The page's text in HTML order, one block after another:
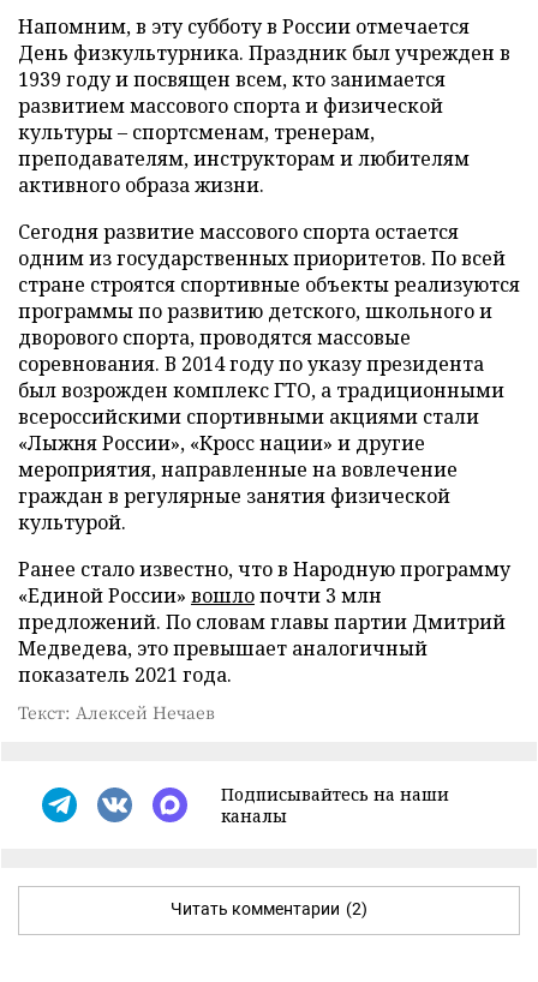
Напомним, в эту субботу в России отмечается
День физкультурника. Праздник был учрежден в
1939 году и посвящен всем, кто занимается
развитием массового спорта и физической
культуры – спортсменам, тренерам,
преподавателям, инструкторам и любителям
активного образа жизни.
Сегодня развитие массового спорта остается
одним из государственных приоритетов. По всей
стране строятся спортивные объекты реализуются
программы по развитию детского, школьного и
дворового спорта, проводятся массовые
соревнования. В 2014 году по указу президента
был возрожден комплекс ГТО, а традиционными
всероссийскими спортивными акциями стали
«Лыжня России», «Кросс нации» и другие
мероприятия, направленные на вовлечение
граждан в регулярные занятия физической
культурой.
Ранее стало известно, что в Народную программу
«Единой России» вошлопочти 3 млн
предложений. По словам главы партии Дмитрий
Медведева, это превышает аналогичный
показатель 2021 года.
Текст: Алексей Нечаев
Подписывайтесь на наши
каналы
Читать комментарии (2)